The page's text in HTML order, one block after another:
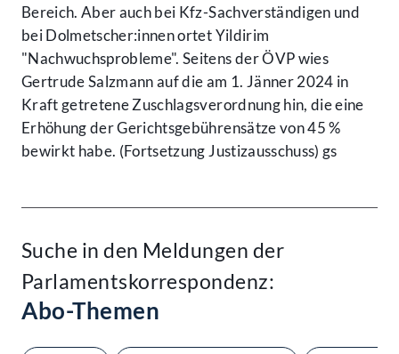
Bereich. Aber auch bei Kfz-Sachverständigen und
bei Dolmetscher:innen ortet Yildirim
"Nachwuchsprobleme". Seitens der ÖVP wies
Gertrude Salzmann auf die am 1. Jänner 2024 in
Kraft getretene Zuschlagsverordnung hin, die eine
Erhöhung der Gerichtsgebührensätze von 45 %
bewirkt habe. (Fortsetzung Justizausschuss) gs
Suche in den Meldungen der
Parlamentskorrespondenz:
Abo-Themen